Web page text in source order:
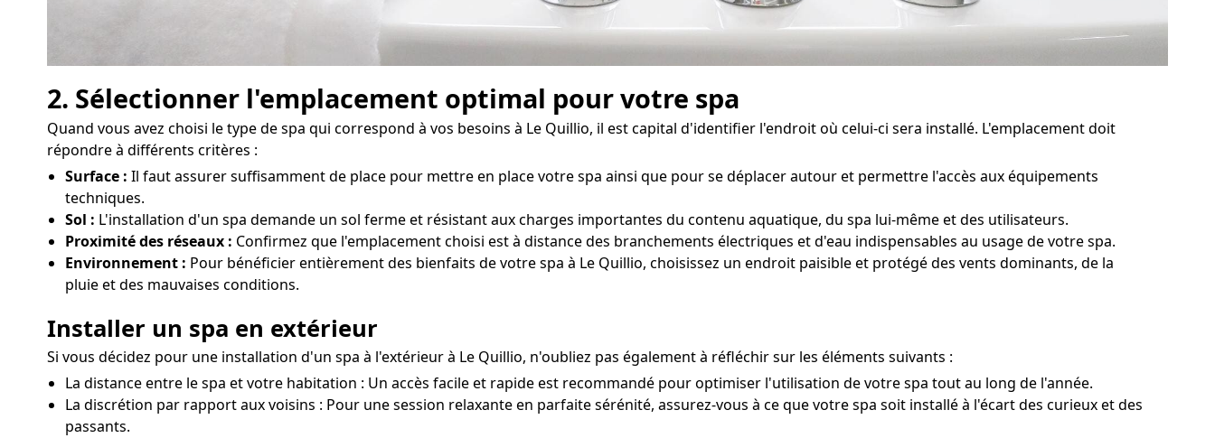
2. Sélectionner l'emplacement optimal pour votre spa
Quand vous avez choisi le type de spa qui correspond à vos besoins à Le Quillio, il est capital d'identifier l'endroit où celui-ci sera installé. L'emplacement doit
répondre à différents critères :
Surface : Il faut assurer suffisamment de place pour mettre en place votre spa ainsi que pour se déplacer autour et permettre l'accès aux équipements
techniques.
Sol : L'installation d'un spa demande un sol ferme et résistant aux charges importantes du contenu aquatique, du spa lui-même et des utilisateurs.
Proximité des réseaux : Confirmez que l'emplacement choisi est à distance des branchements électriques et d'eau indispensables au usage de votre spa.
Environnement : Pour bénéficier entièrement des bienfaits de votre spa à Le Quillio, choisissez un endroit paisible et protégé des vents dominants, de la
pluie et des mauvaises conditions.
Installer un spa en extérieur
Si vous décidez pour une installation d'un spa à l'extérieur à Le Quillio, n'oubliez pas également à réfléchir sur les éléments suivants :
La distance entre le spa et votre habitation : Un accès facile et rapide est recommandé pour optimiser l'utilisation de votre spa tout au long de l'année.
La discrétion par rapport aux voisins : Pour une session relaxante en parfaite sérénité, assurez-vous à ce que votre spa soit installé à l'écart des curieux et des
passants.